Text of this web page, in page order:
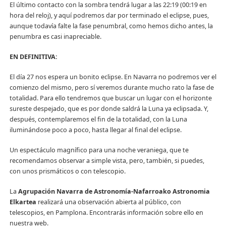
El último contacto con la sombra tendrá lugar a las 22:19 (00:19 en
hora del reloj), y aquí podremos dar por terminado el eclipse, pues,
aunque todavía falte la fase penumbral, como hemos dicho antes, la
penumbra es casi inapreciable.
EN DEFINITIVA:
El día 27 nos espera un bonito eclipse. En Navarra no podremos ver el
comienzo del mismo, pero sí veremos durante mucho rato la fase de
totalidad. Para ello tendremos que buscar un lugar con el horizonte
sureste despejado, que es por donde saldrá la Luna ya eclipsada. Y,
después, contemplaremos el fin de la totalidad, con la Luna
iluminándose poco a poco, hasta llegar al final del eclipse.
Un espectáculo magnífico para una noche veraniega, que te
recomendamos observar a simple vista, pero, también, si puedes,
con unos prismáticos o con telescopio.
La Agrupación Navarra de Astronomía-Nafarroako Astronomia
Elkartea realizará una observación abierta al público, con
telescopios, en Pamplona. Encontrarás información sobre ello en
nuestra web.